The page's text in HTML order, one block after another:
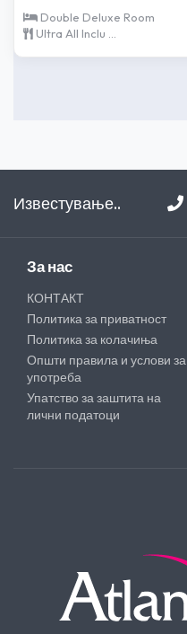
Double Deluxe Room
Ultra All Inclu ...
Известување..
За нас
КОНТАКТ
Политика за приватност
Политика за колачиња
Општи правила и услови за
употреба
Упатство за заштита на
лични податоци